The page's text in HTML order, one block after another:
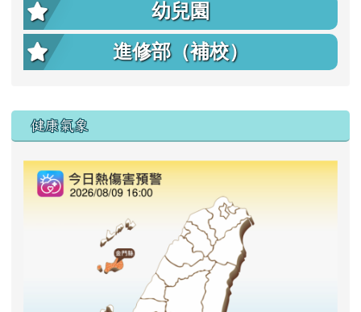
幼兒園
進修部（補校）
右邊區域內容
健康氣象